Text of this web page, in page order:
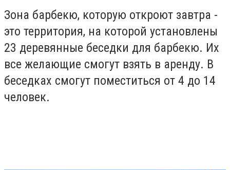
Зона барбекю, которую откроют завтра -
это территория, на которой установлены
23 деревянные беседки для барбекю. Их
все желающие смогут взять в аренду. В
беседках смогут поместиться от 4 до 14
человек.